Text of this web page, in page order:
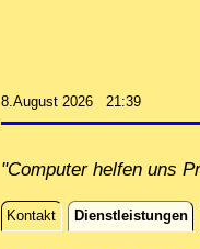
8.August 2026 21:39
"Computer helfen uns
Kontakt Dienstleistungen